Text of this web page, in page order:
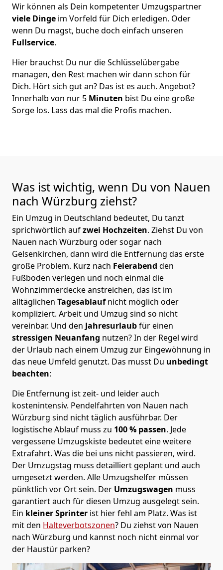
Wir können als Dein kompetenter Umzugspartner
viele Dinge im Vorfeld für Dich erledigen. Oder
wenn Du magst, buche doch einfach unseren
Fullservice.
Hier brauchst Du nur die Schlüsselübergabe
managen, den Rest machen wir dann schon für
Dich. Hört sich gut an? Das ist es auch. Angebot?
Innerhalb von nur 5 Minuten bist Du eine große
Sorge los. Lass das mal die Profis machen.
Was ist wichtig, wenn Du von Nauen
nach Würzburg ziehst?
Ein Umzug in Deutschland bedeutet, Du tanzt
sprichwörtlich aufzwei Hochzeiten. Ziehst Du von
Nauen nach Würzburg oder sogar nach
Gelsenkirchen, dann wird die Entfernung das erste
große Problem. Kurz nach Feierabend den
Fußboden verlegen und noch einmal die
Wohnzimmerdecke anstreichen, das ist im
alltäglichen Tagesablaufnicht möglich oder
kompliziert. Arbeit und Umzug sind so nicht
vereinbar. Und den Jahresurlaubfür einen
stressigen Neuanfang nutzen? In der Regel wird
der Urlaub nach einem Umzug zur Eingewöhnung in
das neue Umfeld genutzt. Das musst Du unbedingt
beachten:
Die Entfernung ist zeit- und leider auch
kostenintensiv. Pendelfahrten von Nauen nach
Würzburg sind nicht täglich ausführbar. Der
logistische Ablauf muss zu 100 % passen. Jede
vergessene Umzugskiste bedeutet eine weitere
Extrafahrt. Was die bei uns nicht passieren, wird.
Der Umzugstag muss detailliert geplant und auch
umgesetzt werden. Alle Umzugshelfer müssen
pünktlich vor Ort sein. Der Umzugswagen muss
garantiert auch für diesen Umzug ausgelegt sein.
Ein kleiner Sprinter ist hier fehl am Platz. Was ist
mit den Halteverbotszonen? Du ziehst von Nauen
nach Würzburg und kannst noch nicht einmal vor
der Haustür parken?